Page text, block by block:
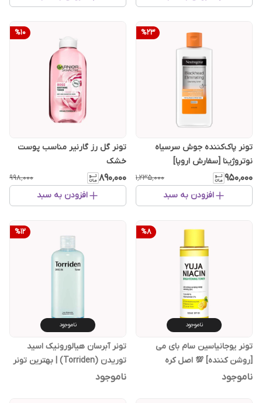
%23
تونر پاک‌کننده جوش سرسیاه
نوتروژینا [سفارش اروپا]
۹۵۰٬۰۰۰ ۱٬۲۳۵٬۰۰۰
افزودن به سبد
%10
تونر گل رز گارنیر مناسب پوست
خشک
۸۹۰٬۰۰۰ ۹۹۸٬۰۰۰
افزودن به سبد
%8
ناموجود
تونر یوجانیاسین سام بای می
[روشن کننده] 💯 اصل کره
ناموجود
%12
ناموجود
تونر آبرسان هیالورونیک اسید
توریدن (Torriden) | بهترین تونر
کره‌ای برای پوست خشک
ناموجود